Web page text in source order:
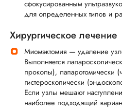
сфокусированным
для определенных типов и
Хирургическое лечение
Миомэктомия — удаление
Выполняется
проколы), лапаротомически
гистероскопически
Если узлы мешают
наиболее подходящий